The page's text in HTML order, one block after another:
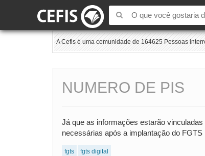
A Cefis é uma comunidade de 164625 Pessoas
NUMERO DE PIS
Já que as informações estarão
necessárias após a implantação do FGTS
fgts fgts digital